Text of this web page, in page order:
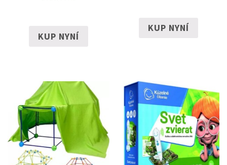
KUP NYNÍ
KUP NYNÍ